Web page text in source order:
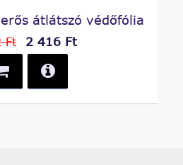
átlátszó védőfólia
Ft 2 416 Ft